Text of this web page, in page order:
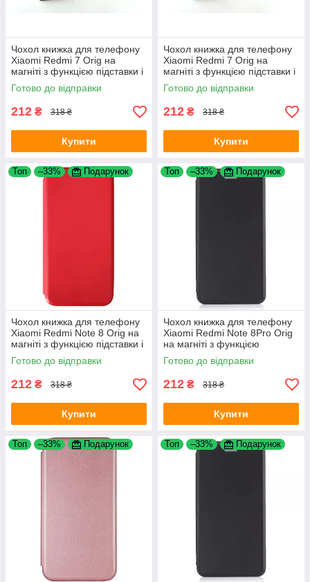
Чохол книжка для телефону
Xiaomi Redmi 7 Orig на
магніті з функцією підставки і
кишенею для карт Grey 4you
Готово до відправки
212 ₴ 318 ₴
Купити
Чохол книжка для телефону
Xiaomi Redmi 7 Orig на
магніті з функцією підставки і
кишенею для карт Black 4you
Готово до відправки
212 ₴ 318 ₴
Купити
Топ –33% Подарунок
Чохол книжка для телефону
Xiaomi Redmi Note 8 Orig на
магніті з функцією підставки і
кишенею для карт Red 4you
Готово до відправки
212 ₴ 318 ₴
Купити
Топ –33% Подарунок
Чохол книжка для телефону
Xiaomi Redmi Note 8Pro Orig
на магніті з функцією
підставки і кишенею для карт
Black 4you
Готово до відправки
212 ₴ 318 ₴
Купити
Топ –33% Подарунок Топ –33% Подарунок